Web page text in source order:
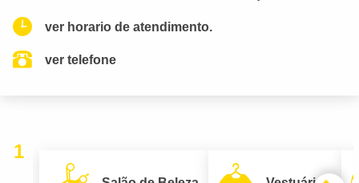
ver horario de atendimento.
ver telefone
1